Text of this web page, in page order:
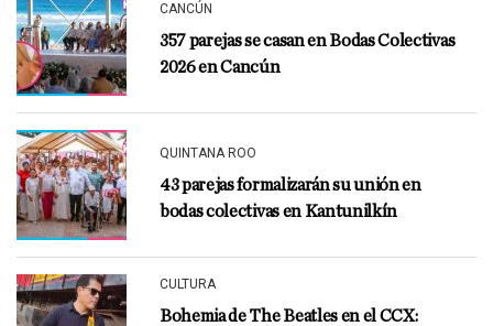
CANCÚN
357 parejas se casan en Bodas Colectivas
2026 en Cancún
QUINTANA ROO
43 parejas formalizarán su unión en
bodas colectivas en Kantunilkín
CULTURA
Bohemia de The Beatles en el CCX: